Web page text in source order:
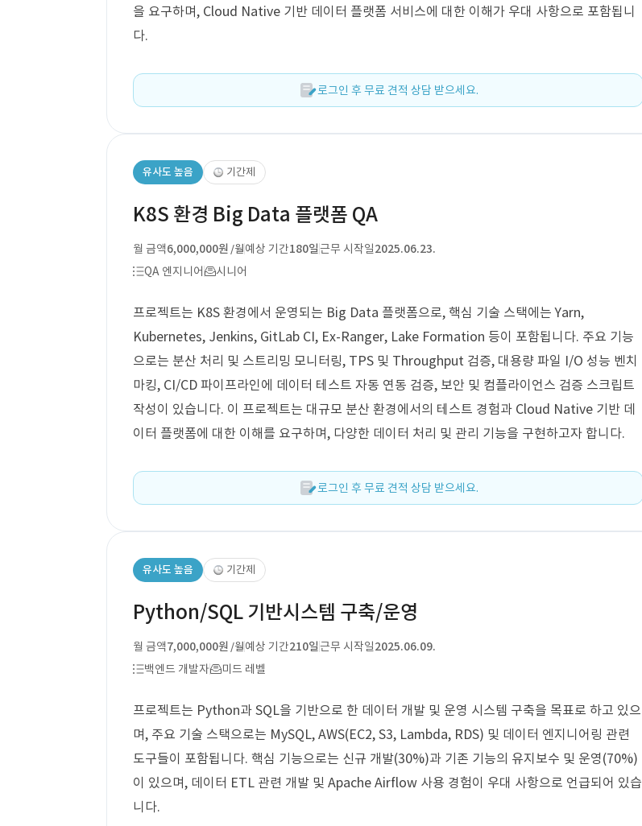
을 요구하며, Cloud Native 기반 데이터 플랫폼 서비스에 대한 이해가 우대 사항으로 포함됩니
다.
로그인 후 무료 견적 상담 받으세요.
유사도 높음 기간제
K8S 환경 Big Data 플랫폼 QA
월 금액6,000,000원 /월예상 기간180일근무 시작일2025.06.23.
QA 엔지니어
시니어
프로젝트는 K8S 환경에서 운영되는 Big Data 플랫폼으로, 핵심 기술 스택에는 Yarn,
Kubernetes, Jenkins, GitLab CI, Ex-Ranger, Lake Formation 등이 포함됩니다. 주요 기능
으로는 분산 처리 및 스트리밍 모니터링, TPS 및 Throughput 검증, 대용량 파일 I/O 성능 벤치
마킹, CI/CD 파이프라인에 데이터 테스트 자동 연동 검증, 보안 및 컴플라이언스 검증 스크립트
작성이 있습니다. 이 프로젝트는 대규모 분산 환경에서의 테스트 경험과 Cloud Native 기반 데
이터 플랫폼에 대한 이해를 요구하며, 다양한 데이터 처리 및 관리 기능을 구현하고자 합니다.
로그인 후 무료 견적 상담 받으세요.
유사도 높음 기간제
Python/SQL 기반시스템 구축/운영
월 금액7,000,000원 /월예상 기간210일근무 시작일2025.06.09.
백엔드 개발자
미드 레벨
프로젝트는 Python과 SQL을 기반으로 한 데이터 개발 및 운영 시스템 구축을 목표로 하고 있으
며, 주요 기술 스택으로는 MySQL, AWS(EC2, S3, Lambda, RDS) 및 데이터 엔지니어링 관련
도구들이 포함됩니다. 핵심 기능으로는 신규 개발(30%)과 기존 기능의 유지보수 및 운영(70%)
이 있으며, 데이터 ETL 관련 개발 및 Apache Airflow 사용 경험이 우대 사항으로 언급되어 있습
니다.